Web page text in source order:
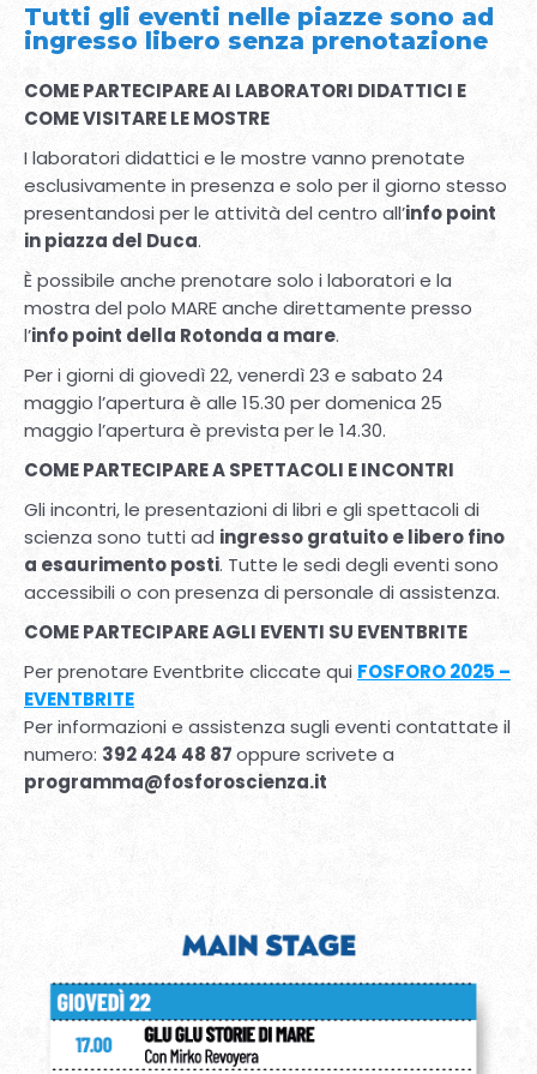
Tutti gli eventi nelle piazze sono ad
ingresso libero senza prenotazione
COME PARTECIPARE AI LABORATORI DIDATTICI E
COME VISITARE LE MOSTRE
I laboratori didattici e le mostre vanno prenotate
esclusivamente in presenza e solo per il giorno stesso
presentandosi per le attività del centro all’info point
in piazza del Duca.
È possibile anche prenotare solo i laboratori e la
mostra del polo MARE anche direttamente presso
l’info point della Rotonda a mare.
Per i giorni di giovedì 22, venerdì 23 e sabato 24
maggio l’apertura è alle 15.30 per domenica 25
maggio l’apertura è prevista per le 14.30.
COME PARTECIPARE A SPETTACOLI E INCONTRI
Gli incontri, le presentazioni di libri e gli spettacoli di
scienza sono tutti ad ingresso gratuitoe libero fino
a esaurimento posti. Tutte le sedi degli eventi sono
accessibili o con presenza di personale di assistenza.
COME PARTECIPARE AGLI EVENTI SU EVENTBRITE
Per prenotare Eventbrite cliccate qui FOSFORO 2025 –
EVENTBRITE
Per informazioni e assistenza sugli eventi contattate il
numero: 392 424 48 87oppure scrivete a
programma@fosforoscienza.it